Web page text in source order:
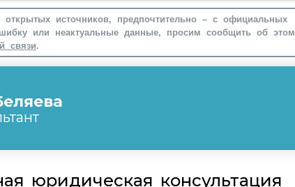
источников, предпочтительно – с официальных
или неактуальные данные, просим сообщить об этом
связи.